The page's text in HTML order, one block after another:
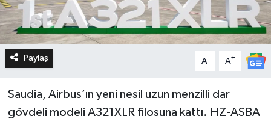
Paylaş A- A+
Saudia, Airbus’ın yeni nesil uzun menzilli dar
gövdeli modeli A321XLR filosuna kattı. HZ-ASBA